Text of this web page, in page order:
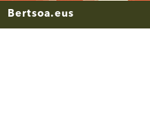
Bertsoa.eus